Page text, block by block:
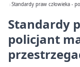
Standardy praw człowieka -
Standardy
policjant